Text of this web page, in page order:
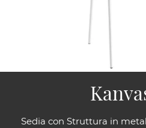
Sedia con Struttura in